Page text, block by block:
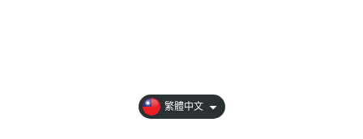
繁體中文